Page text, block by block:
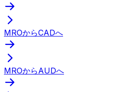
MROからCADへ
MROからAUDへ